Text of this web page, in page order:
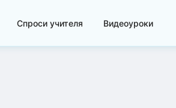
Спроси учителя Видеоуроки